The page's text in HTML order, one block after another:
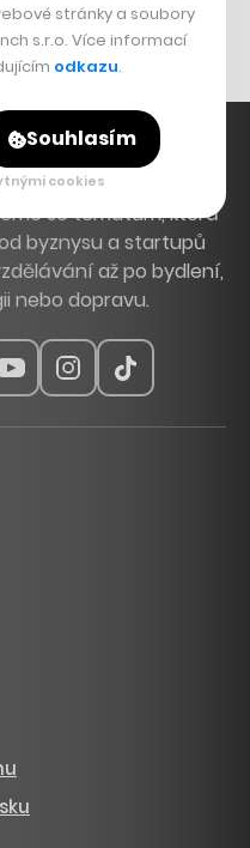
se tématům, která
byznysu a startupů
až po bydlení,
nebo dopravu.
stránky a soubory
s.r.o. Více informací
odkazu.
Souhlasím
cookies